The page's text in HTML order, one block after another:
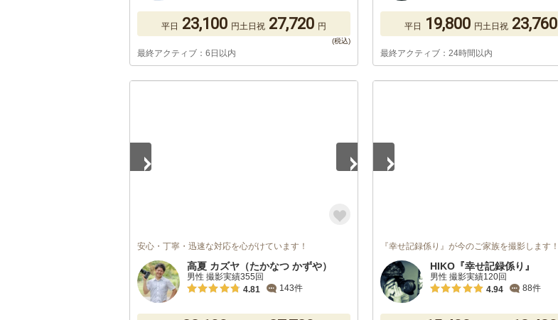
平日 23,100 円土日祝 27,720 円
最終アクティブ：6日以内
平日 19,800 円土日祝 23,760
最終アクティブ：24時間以内
安心・丁寧・迅速な対応を心がけています！
高夏 カズヤ（たかなつ かずや）
男性 撮影実績355回
4.81
143件
『幸せ記録係り』が今のご家族を撮影します！
HIKO『幸せ記録係り』
男性 撮影実績120回
4.94
88件